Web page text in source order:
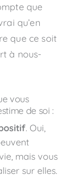
que
qu’en
que ce soit
à nous-
vous
de soi :
. Oui,
mais vous
sur elles.